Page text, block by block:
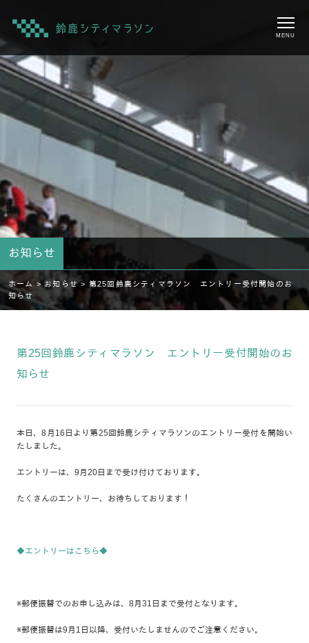
MENU
お知らせ
ホーム > お知らせ > 第25回鈴鹿シティマラソン エントリー受付開始のお
知らせ
第25回鈴鹿シティマラソン エントリー受付開始のお
知らせ
本日、8月16日より第25回鈴鹿シティマラソンのエントリー受付を開始い
たしました。
エントリーは、9月20日まで受け付けております。
たくさんのエントリー、お待ちしております！
◆エントリーはこちら◆
※郵便振替でのお申し込みは、8月31日まで受付となります。
※郵便振替は9月1日以降、受付いたしませんのでご注意ください。